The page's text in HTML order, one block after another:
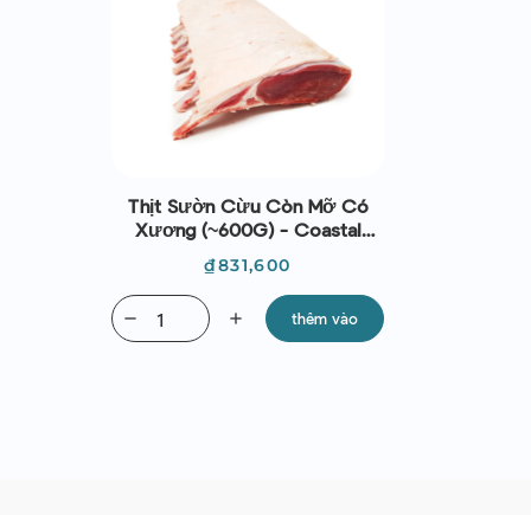
Thịt Sườn Cừu Còn Mỡ Có
Xương (~600G) - Coastal
Giá
₫831,600
add
remove thêm vào